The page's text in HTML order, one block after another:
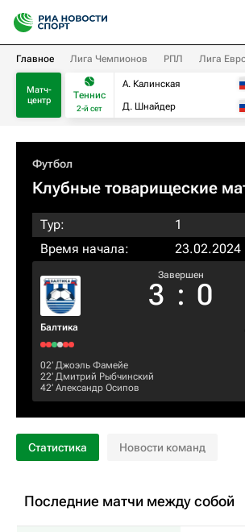
Главное Лига Чемпионов РПЛ Лига
Матч-
центр
Теннис
2-й сет
А. Калинская
Д. Шнайдер
Футбол
Клубные товарищеские
Тур:
1
Время начала:
23.02.2024
Балтика
Завершен
3 : 0
02‎’‎ Джоэль Фамейе
22‎’‎ Дмитрий Рыбчинский
42‎’‎ Александр Осипов
Статистика Новости команд
Последние матчи между собой